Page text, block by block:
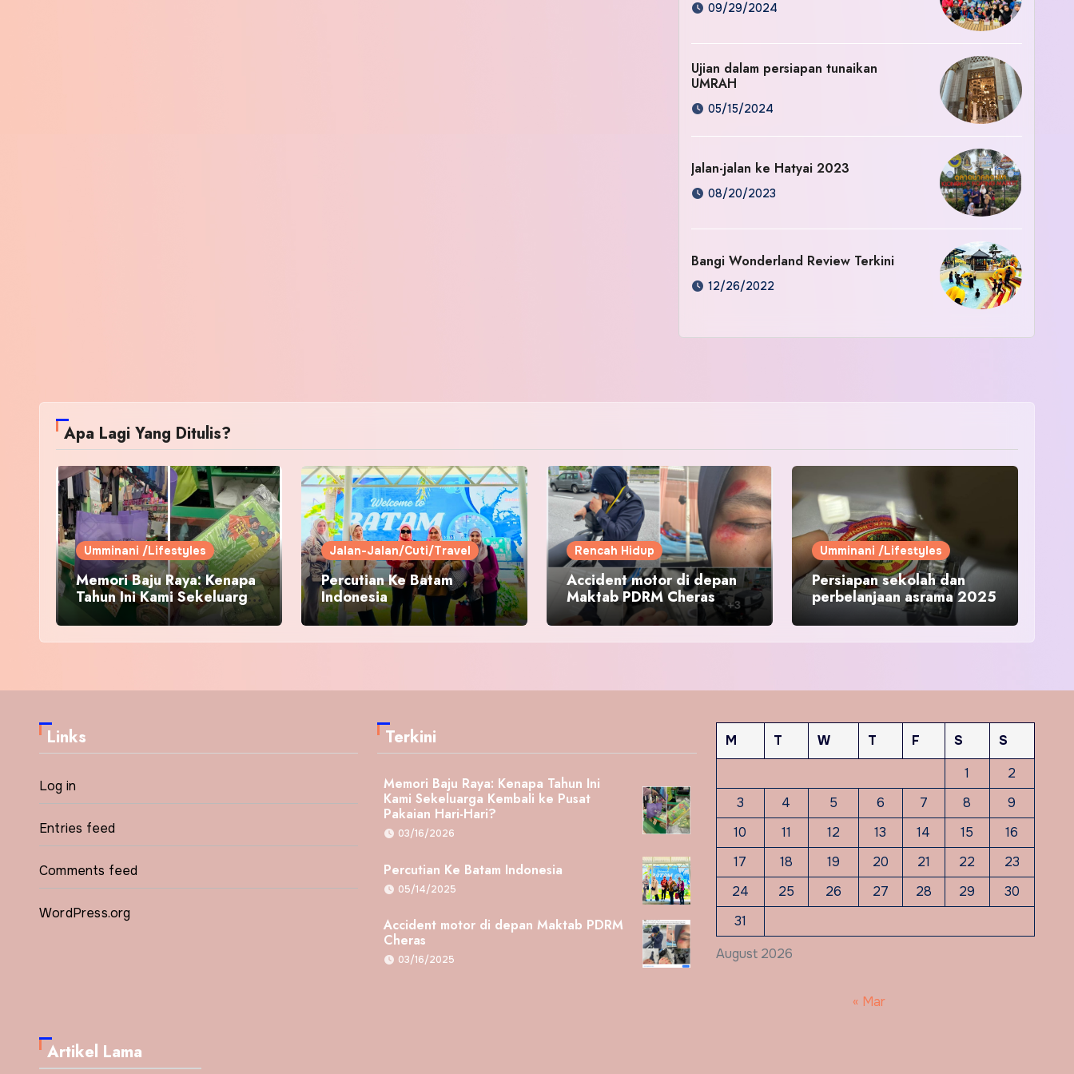
09/29/2024
Ujian dalam persiapan tunaikan
UMRAH
05/15/2024
Jalan-jalan ke Hatyai 2023
08/20/2023
Bangi Wonderland Review Terkini
12/26/2022
Apa Lagi Yang Ditulis?
Umminani /Lifestyles
Memori Baju Raya: Kenapa
Tahun Ini Kami Sekeluarga
Kembali ke Pusat Pakaian
Hari-Hari?
Jalan-Jalan/Cuti/Travel
Percutian Ke Batam
Indonesia
Rencah Hidup
Accident motor di depan
Maktab PDRM Cheras
Umminani /Lifestyles
Persiapan sekolah dan
perbelanjaan asrama 2025
Links
Log in
Entries feed
Comments feed
WordPress.org
Terkini
Memori Baju Raya: Kenapa Tahun Ini
Kami Sekeluarga Kembali ke Pusat
Pakaian Hari-Hari?
03/16/2026
Percutian Ke Batam Indonesia
05/14/2025
Accident motor di depan Maktab PDRM
Cheras
03/16/2025 August 2026
M T W T F S
S
1
2
3
4 5 6 7 8
9
10
11 12 13 14 15
16
17
18 19 20 21 22
23
24
25 26 27 28 29
30
31
« Mar
Artikel Lama